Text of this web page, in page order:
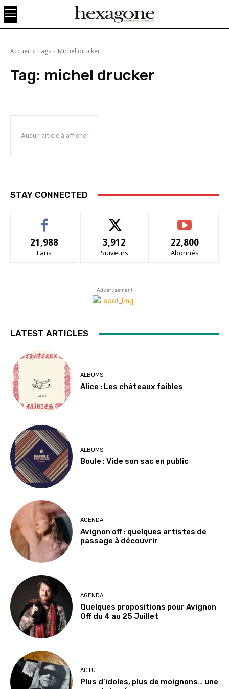
Accueil Tags Michel drucker
Tag: michel drucker
Aucun article à afficher
STAY CONNECTED
21,988
Fans
3,912
Suiveurs
22,800
Abonnés
- Advertisement -
LATEST ARTICLES
ALBUMS
Alice : Les châteaux faibles
ALBUMS
Boule : Vide son sac en public
AGENDA
Avignon off : quelques artistes de
passage à découvrir
AGENDA
Quelques propositions pour Avignon
Off du 4 au 25 Juillet
ACTU
Plus d’idoles, plus de moignons… une